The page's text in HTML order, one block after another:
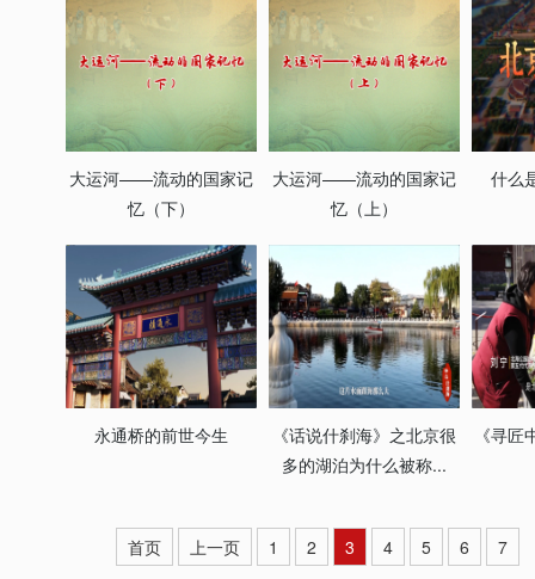
大运河——流动的国家记
忆（下）
大运河——流动的国家记
忆（上）
什么
永通桥的前世今生
《话说什刹海》之北京很
多的湖泊为什么被称...
《寻
首页 上一页 1 2 3 4 5 6 7